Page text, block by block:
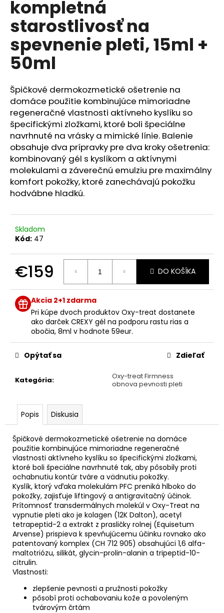
kompletná
starostlivosť na
spevnenie pleti, 15ml +
50ml
Špičkové dermokozmetické ošetrenie na
domáce použitie kombinujúce mimoriadne
regeneračné vlastnosti aktívneho kyslíku so
špecifickými zložkami, ktoré boli špeciálne
navrhnuté na vrásky a mimické línie. Balenie
obsahuje dva prípravky pre dva kroky ošetrenia:
kombinovaný gél s kyslíkom a aktívnymi
molekulami a záverečnú emulziu pre maximálny
komfort pokožky, ktoré zanechávajú pokožku
hodvábne hladkú.
Skladom
Kód: 47
€159
cena:
DO KOŠÍKA
Akcia 2+1 zdarma
Pri kúpe dvoch produktov Oxy-treat dostanete
ako darček CREXY gél na podporu rastu rias a
obočia, 8ml v hodnote 59eur.
Kategória:
Oxy-treat Firmness
obnova pevnosti pleti
Opýtať sa Zdieľať
Popis Diskusia
Špičkové dermokozmetické ošetrenie na domáce
použitie kombinujúce mimoriadne regeneračné
vlastnosti aktívneho kyslíku so špecifickými zložkami,
ktoré boli špeciálne navrhnuté tak, aby pôsobily proti
ochabnutiu kontúr tváre a vädnutiu pokožky.
Kyslík, ktorý vďaka molekulám PFC preniká hlboko do
pokožky, zajisťuje liftingový a antigravitačný účinok.
Prítomnosť transdermálnych molekúl v Oxy-Treat na
vypnutie pleti ako je kolagen (12K Dalton), acetyl
tetrapeptid-2 a extrakt z prasličky rolnej (Equisetum
Arvense) prispieva k spevňujúcemu účinku rovnako ako
patentovaný komplex (CH 712 905) obsahujúci 1,6 alfa-
maltotriózu, silikát, glycin-prolin-alanin a tripeptid-10-
citrulin.
Vlastnosti:
zlepšenie pevnosti a pružnosti pokožky
pôsobí proti ochabovaniu kože a povoleným
tvárovým črtám
á
j
s
ť
?
HĽADAŤ
O
d
p
o
ú
č
a
e
LABO
CREXY
GEL
NA
PODPORU
RASTU
OBOČIA,
€59